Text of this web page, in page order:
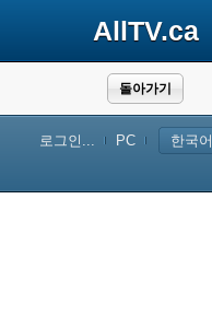
AllTV.ca
돌아가기
로그인... PC 한국어